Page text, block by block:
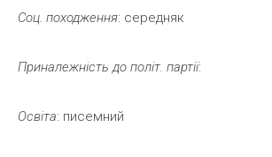
Соц. походження: середняк
Приналежність до політ. партії:
Освіта: писемний